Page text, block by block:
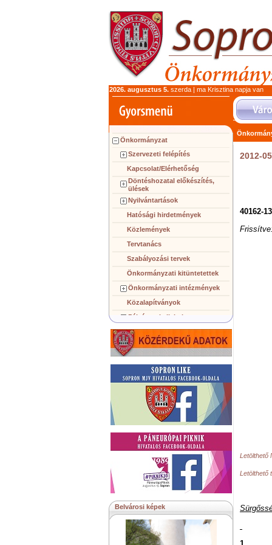
2026. augusztus 5. szerda | ma Krisztina napja van
Önkormányzat
Szervezeti felépítés
Kapcsolat/Elérhetőség
Döntéshozatal előkészítés,
ülések
Nyilvántartások
Hatósági hirdetmények
Közlemények
Tervtanács
Szabályozási tervek
Önkormányzati kitüntetettek
Önkormányzati intézmények
Közalapítványok
Pályázatok, licitek
Koncepciók, tervezetek
Településképi követelmények
Közérdekű információk
Testvérvárosok
Belvárosi képek
2012-
40162-
Letölthető
Letölthető